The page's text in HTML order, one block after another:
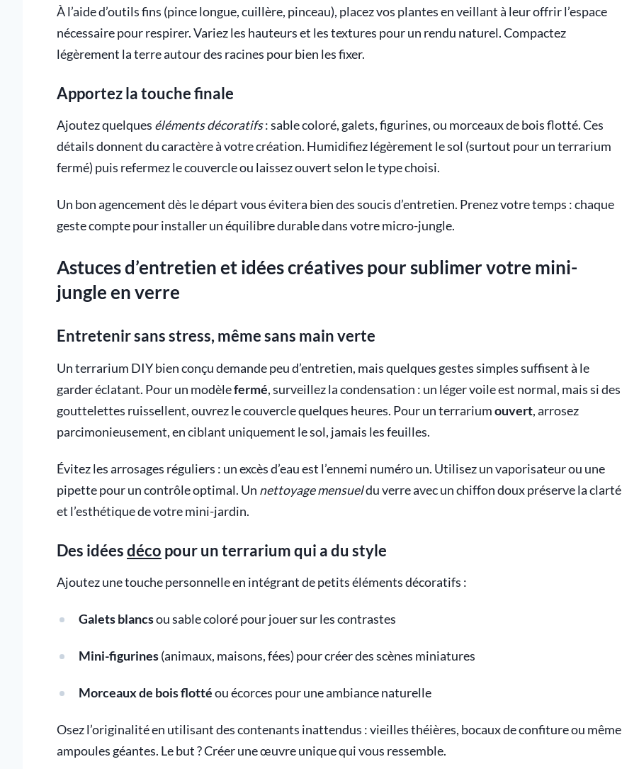
À l’aide d’outils fins (pince longue, cuillère, pinceau), placez vos plantes en veillant à leur offrir l’espace
nécessaire pour respirer. Variez les hauteurs et les textures pour un rendu naturel. Compactez
légèrement la terre autour des racines pour bien les fixer.
Apportez la touche finale
Ajoutez quelques éléments décoratifs: sable coloré, galets, figurines, ou morceaux de bois flotté. Ces
détails donnent du caractère à votre création. Humidifiez légèrement le sol (surtout pour un terrarium
fermé) puis refermez le couvercle ou laissez ouvert selon le type choisi.
Un bon agencement dès le départ vous évitera bien des soucis d’entretien. Prenez votre temps : chaque
geste compte pour installer un équilibre durable dans votre micro-jungle.
Astuces d’entretien et idées créatives pour sublimer votre mini-
jungle en verre
Entretenir sans stress, même sans main verte
Un terrarium DIY bien conçu demande peu d’entretien, mais quelques gestes simples suffisent à le
garder éclatant. Pour un modèlefermé, surveillez la condensation : un léger voile est normal, mais si des
gouttelettes ruissellent, ouvrez le couvercle quelques heures. Pour un terrariumouvert, arrosez
parcimonieusement, en ciblant uniquement le sol, jamais les feuilles.
Évitez les arrosages réguliers : un excès d’eau est l’ennemi numéro un. Utilisez un vaporisateur ou une
pipette pour un contrôle optimal. Un nettoyage mensueldu verre avec un chiffon doux préserve la clarté
et l’esthétique de votre mini-jardin.
Des idéesdéco pour un terrarium qui a du style
Ajoutez une touche personnelle en intégrant de petits éléments décoratifs :
Galets blancsou sable coloré pour jouer sur les contrastes
Mini-figurines(animaux, maisons, fées) pour créer des scènes miniatures
Morceaux de bois flottéou écorces pour une ambiance naturelle
Osez l’originalité en utilisant des contenants inattendus : vieilles théières, bocaux de confiture ou même
ampoules géantes. Le but ? Créer une œuvre unique qui vous ressemble.